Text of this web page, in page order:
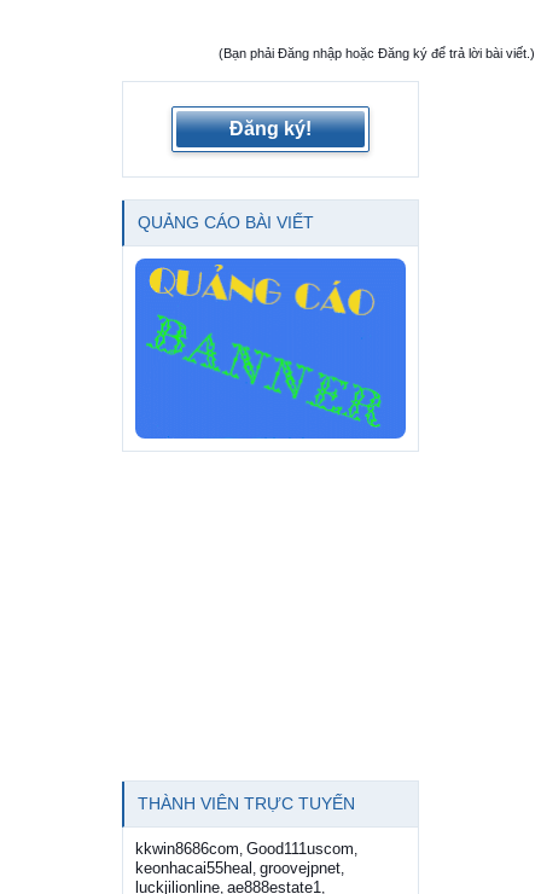
(Bạn phải Đăng nhập hoặc Đăng ký để trả lời bài viết.)
Đăng ký!
QUẢNG CÁO BÀI VIẾT
THÀNH VIÊN TRỰC TUYẾN
kkwin8686com, Good111uscom,
keonhacai55heal , groovejpnet,
luckjilionline, ae888estate1,